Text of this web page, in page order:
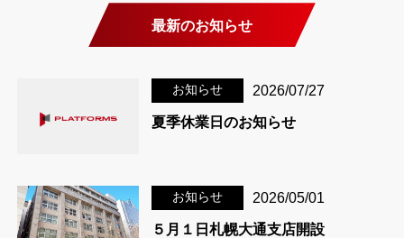
最新のお知らせ
お知らせ
2026/07/27
夏季休業日のお知らせ
お知らせ
2026/05/01
５月１日札幌大通支店開設